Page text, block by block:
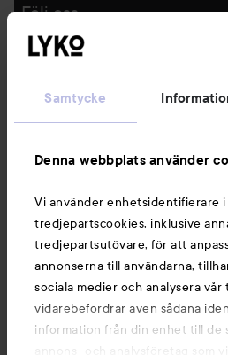
Samtycke
Denna webbplats använder
Vi använder enhetsidentifierare
tredjepartscookies, inklusive
tredjepartsutövare, för att
annonserna till användarna,
sociala medier och analysera vår
vidarebefordrar även sådana
information från din enhet till de
annons- och analysföretag som
Följ oss
Du kanske också gillar